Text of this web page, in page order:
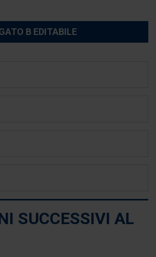
B EDITABILE
SUCCESSIVI AL